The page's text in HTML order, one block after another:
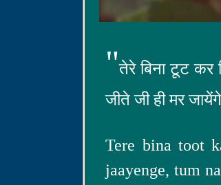
"तेरे बिना टूट कर
जीते जी ही मर
Tere bina toot
jaayenge, tum